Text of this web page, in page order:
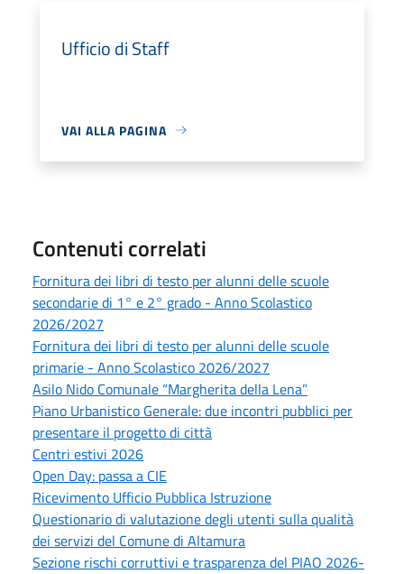
Ufficio di Staff
VAI ALLA PAGINA
Contenuti correlati
Fornitura dei libri di testo per alunni delle scuole
secondarie di 1° e 2° grado - Anno Scolastico
2026/2027
Fornitura dei libri di testo per alunni delle scuole
primarie - Anno Scolastico 2026/2027
Asilo Nido Comunale “Margherita della Lena”
Piano Urbanistico Generale: due incontri pubblici per
presentare il progetto di città
Centri estivi 2026
Open Day: passa a CIE
Ricevimento Ufficio Pubblica Istruzione
Questionario di valutazione degli utenti sulla qualità
dei servizi del Comune di Altamura
Sezione rischi corruttivi e trasparenza del PIAO 2026-